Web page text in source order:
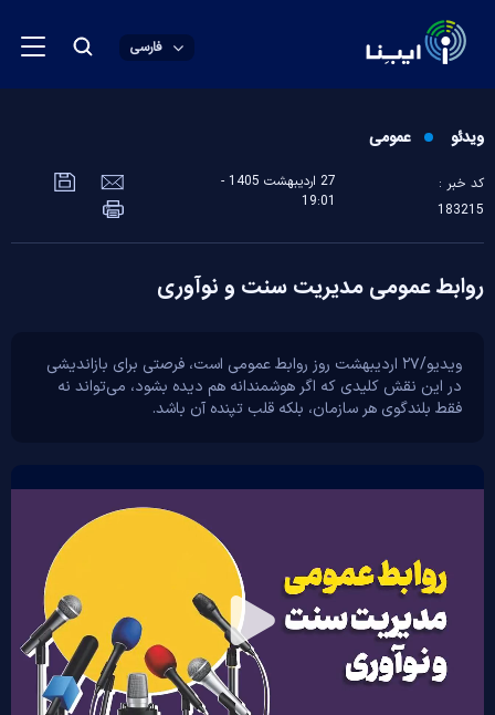
فارسی
ویدئو عمومی
کد خبر :
183215
27 ارديبهشت 1405 -
19:01
روابط عمومی مدیریت سنت و نوآوری
ویدیو/۲۷ اردیبهشت روز روابط عمومی است، فرصتی برای بازاندیشی
در این نقش کلیدی که اگر هوشمندانه هم دیده بشود، می‌تواند نه
فقط بلندگوی هر سازمان، بلکه قلب تپنده آن باشد.
Play
Video